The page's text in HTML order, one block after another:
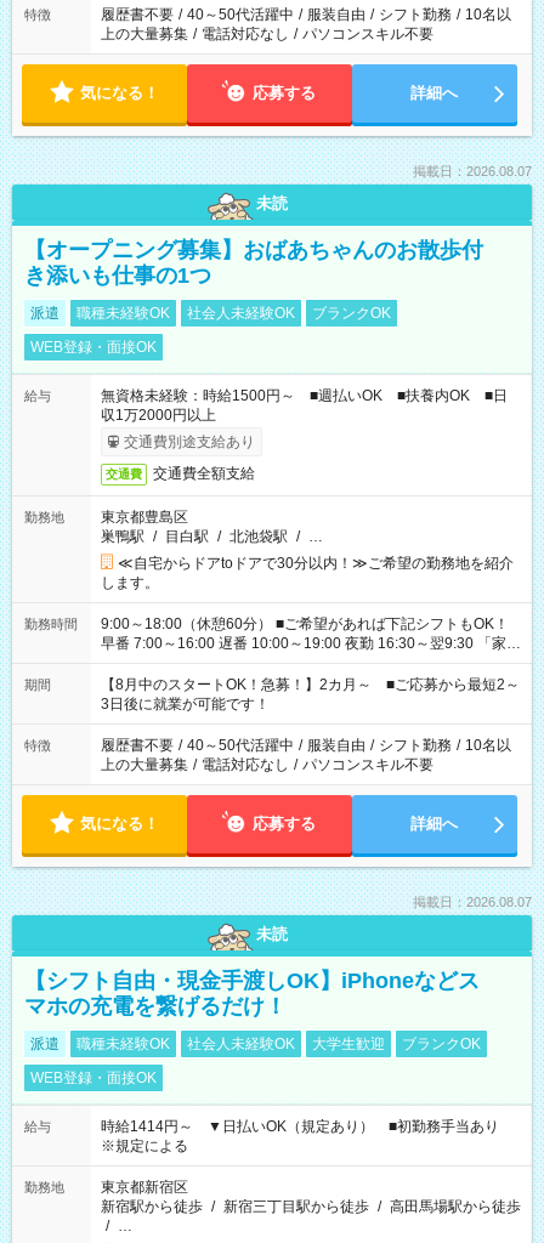
特徴 履歴書不要 / 40～50代活躍中 / 服装自由 / シフト勤務 / 10名以
上の大量募集 / 電話対応なし / パソコンスキル不要
気になる！ 応募する 詳細へ
掲載日：2026.08.07
未読
【オープニング募集】おばあちゃんのお散歩付
き添いも仕事の1つ
派遣 職種未経験OK 社会人未経験OK
ブランクOK
WEB登録・面接OK
給与
無資格未経験：時給1500円～ ■週払いOK ■扶養内OK ■日
収1万2000円以上
交通費別途支給あり
交通費 交通費全額支給
勤務地
東京都豊島区
巣鴨駅 / 目白駅 / 北池袋駅 / …
≪自宅からドアtoドアで30分以内！≫ご希望の勤務地を紹介
します。
勤務時間
9:00～18:00（休憩60分） ■ご希望があれば下記シフトもOK！
早番 7:00～16:00 遅番 10:00～19:00 夜勤 16:30～翌9:30 「家族
と休みを合わせたい」 「余裕を持って夕飯の準備がしたい」
「できれば残業はしたくない」 など、ご希望を教えてください
ね。 ※Wワーク希望の方へ 今ご覧のお仕事で希望する勤務時間
と、もう1つのお仕事の勤務時間。 合計で週40時間を超える場
合は応募できません。
期間
【8月中のスタートOK！急募！】2カ月～ ■ご応募から最短2～
3日後に就業が可能です！
特徴 履歴書不要 / 40～50代活躍中 / 服装自由 / シフト勤務 / 10名以
上の大量募集 / 電話対応なし / パソコンスキル不要
気になる！ 応募する 詳細へ
掲載日：2026.08.07
未読
【シフト自由・現金手渡しOK】iPhoneなどス
マホの充電を繋げるだけ！
派遣 職種未経験OK 社会人未経験OK 大学生歓迎
ブランクOK
WEB登録・面接OK
給与
時給1414円～ ▼日払いOK（規定あり） ■初勤務手当あり
※規定による
勤務地
東京都新宿区
新宿駅から徒歩 / 新宿三丁目駅から徒歩 / 高田馬場駅から徒歩
/ …